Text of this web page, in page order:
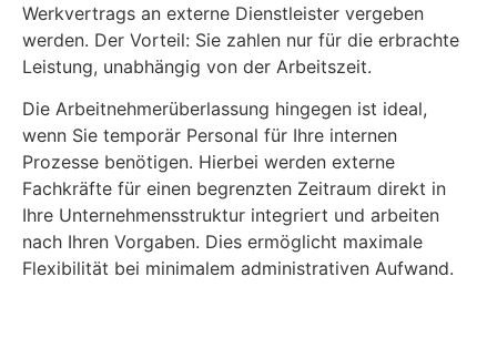
Werkvertrags an externe Dienstleister vergeben
werden. Der Vorteil: Sie zahlen nur für die erbrachte
Leistung, unabhängig von der Arbeitszeit.
Die Arbeitnehmerüberlassung hingegen ist ideal,
wenn Sie temporär Personal für Ihre internen
Prozesse benötigen. Hierbei werden externe
Fachkräfte für einen begrenzten Zeitraum direkt in
Ihre Unternehmensstruktur integriert und arbeiten
nach Ihren Vorgaben. Dies ermöglicht maximale
Flexibilität bei minimalem administrativen Aufwand.